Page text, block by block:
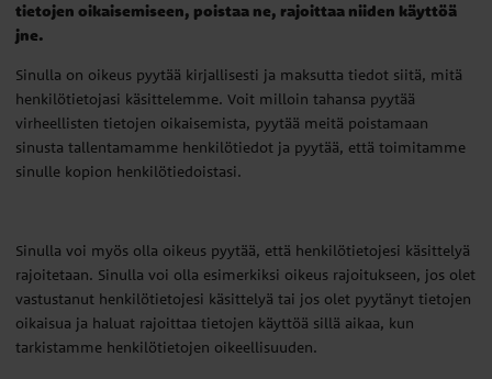
tietojen oikaisemiseen, poistaa ne, rajoittaa niiden käyttöä
jne.
Sinulla on oikeus pyytää kirjallisesti ja maksutta tiedot siitä, mitä
henkilötietojasi käsittelemme. Voit milloin tahansa pyytää
virheellisten tietojen oikaisemista, pyytää meitä poistamaan
sinusta tallentamamme henkilötiedot ja pyytää, että toimitamme
sinulle kopion henkilötiedoistasi.
Sinulla voi myös olla oikeus pyytää, että henkilötietojesi käsittelyä
rajoitetaan. Sinulla voi olla esimerkiksi oikeus rajoitukseen, jos olet
vastustanut henkilötietojesi käsittelyä tai jos olet pyytänyt tietojen
oikaisua ja haluat rajoittaa tietojen käyttöä sillä aikaa, kun
tarkistamme henkilötietojen oikeellisuuden.